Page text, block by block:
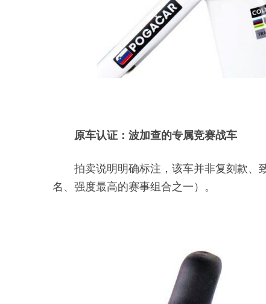
原车认证：波加查的专属竞赛战车
拍卖说明明确标注，该车并非复刻款、
名、强度最高的赛事组合之一）。